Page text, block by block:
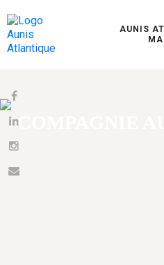
AUNIS
COMPAGNIE